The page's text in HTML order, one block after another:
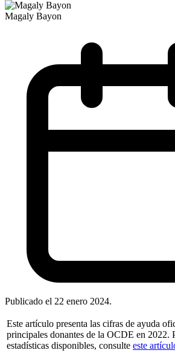
Magaly Bayon
Publicado el 22 enero 2024.
Este artículo presenta las cifras de ayuda
principales donantes de la OCDE en 2022.
estadísticas disponibles, consulte este